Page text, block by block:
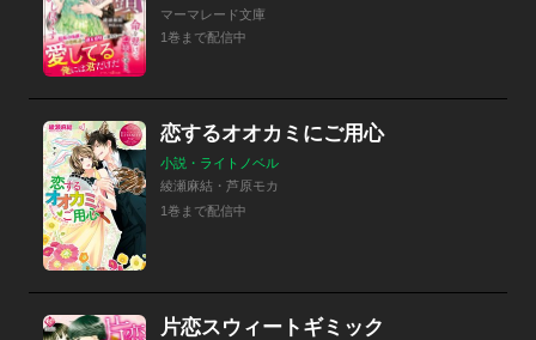
マーマレード文庫
1巻まで配信中
恋するオオカミにご用心
小説・ライトノベル
綾瀬麻結・芦原モカ
1巻まで配信中
片恋スウィートギミック